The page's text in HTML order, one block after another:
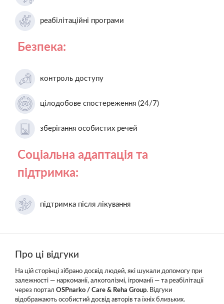
реабілітаційні програми
Безпека:
контроль доступу
цілодобове спостереження (24/7)
зберігання особистих речей
Соціальна адаптація та
підтримка:
підтримка після лікування
Про ці відгуки
На цій сторінці зібрано досвід людей, які шукали допомогу при
залежності — наркоманії, алкоголізмі, ігроманії — та реабілітації
через портал OSPnarko / Care & Reha Group. Відгуки
відображають особистий досвід авторів та їхніх близьких.